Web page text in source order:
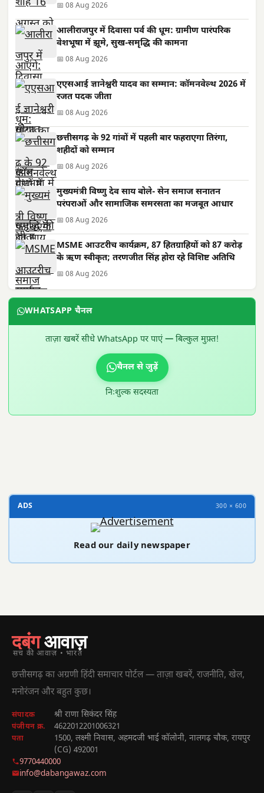
📅 08 Aug 2026
आलीराजपुर में दिवासा पर्व की धूम: ग्रामीण पारंपरिक
वेशभूषा में झूमे, सुख-समृद्धि की कामना
📅 08 Aug 2026
एएसआई ज्ञानेश्वरी यादव का सम्मान: कॉमनवेल्थ 2026 में
रजत पदक जीता
📅 08 Aug 2026
छत्तीसगढ़ के 92 गांवों में पहली बार फहराएगा तिरंगा,
शहीदों को सम्मान
📅 08 Aug 2026
मुख्यमंत्री विष्णु देव साय बोले- सेन समाज सनातन
परंपराओं और सामाजिक समरसता का मजबूत आधार
📅 08 Aug 2026
MSME आउटरीच कार्यक्रम, 87 हितग्राहियों को 87 करोड़
के ऋण स्वीकृत; तरणजीत सिंह होरा रहे विशिष्ट अतिथि
📅 08 Aug 2026
WHATSAPP चैनल
ताज़ा खबरें सीधे WhatsApp पर पाएं — बिल्कुल मुफ़्त!
चैनल से जुड़ें
निःशुल्क सदस्यता
ADS 300 × 600
Read our daily newspaper
दबंगआवाज़
सच की आवाज़ • भारत
छत्तीसगढ़ का अग्रणी हिंदी समाचार पोर्टल — ताज़ा खबरें, राजनीति, खेल,
मनोरंजन और बहुत कुछ।
संपादक श्री राणा सिकंदर सिंह
पंजीयन क्र. 4622012201006321
पता
1500, लक्ष्मी निवास, अहमदजी भाई कॉलोनी, नालगढ़ चौक, रायपुर
(CG) 492001
9770440000
info@dabangawaz.com